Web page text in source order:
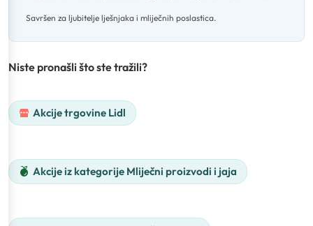
Savršen za ljubitelje lješnjaka i mliječnih poslastica.
Niste pronašli što ste tražili?
Akcije trgovine Lidl
Akcije iz kategorije Mliječni proizvodi i jaja